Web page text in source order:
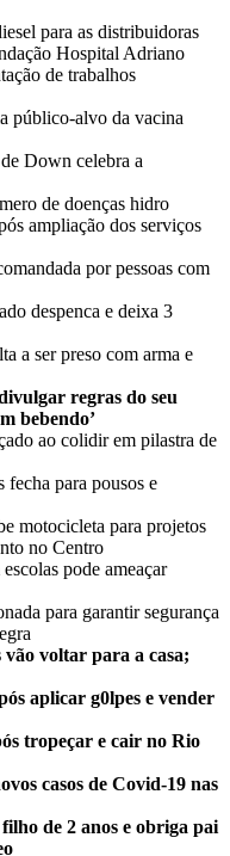
para as distribuidoras
Hospital Adriano
de trabalhos
público-alvo da vacina
Down celebra a
de doenças hidro
ampliação dos serviços
por pessoas com
despenca e deixa 3
a ser preso com arma e
regras do seu
bebendo’
ao colidir em pilastra de
para pousos e
motocicleta para projetos
no Centro
pode ameaçar
para garantir segurança
voltar para a casa;
aplicar g0lpes e vender
tropeçar e cair no Rio
casos de Covid-19 nas
de 2 anos e obriga pai